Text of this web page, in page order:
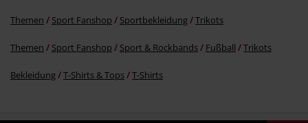
Themen Sport Fanshop Sportbekleidung Trikots
Themen Sport Fanshop Sport & Rockbands Fußball Trikots
Bekleidung T-Shirts & Tops T-Shirts